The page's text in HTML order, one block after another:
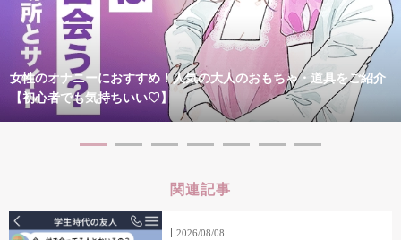
女性のオナニーにおすすめ！人気の大人のおもちゃ・道具をご紹介
【初心者でも気持ちいい♡】
関連記事
2026/08/08